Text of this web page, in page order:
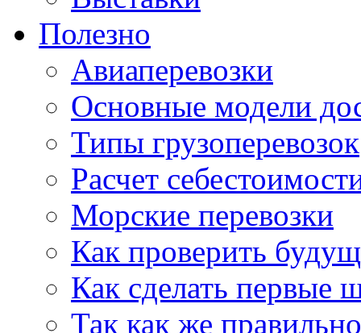
Полезно
Авиаперевозки
Основные модели
Типы грузоперевозок
Расчет
Морские перевозки
Как проверить
Как сделать первые
Так как же